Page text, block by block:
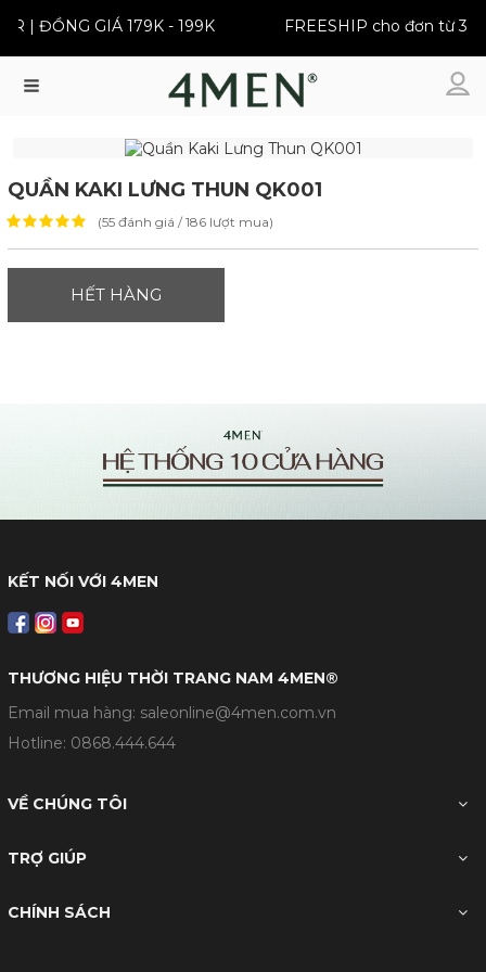
| ĐỒNG GIÁ 179K - 199K FREESHIP cho đơn từ
QUẦN KAKI LƯNG THUN QK001
(55 đánh giá / 186 lượt mua)
HẾT HÀNG
KẾT NỐI VỚI 4MEN
THƯƠNG HIỆU THỜI TRANG NAM 4MEN®
Email mua hàng: saleonline@4men.com.vn
Hotline: 0868.444.644
VỀ CHÚNG TÔI
TRỢ GIÚP
CHÍNH SÁCH